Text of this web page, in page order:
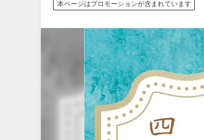
本ページはプロモーションが含まれています